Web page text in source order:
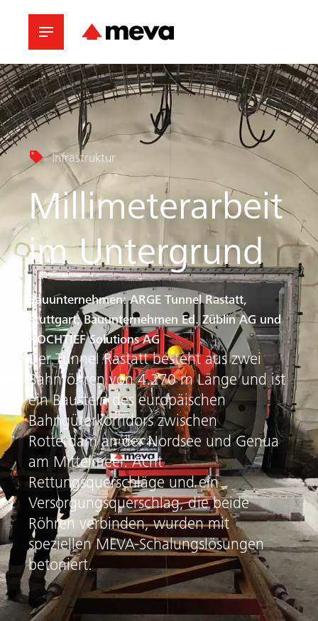
Infrastruktur
Millimeterarbeit
im Untergrund
Bauunternehmen: ARGE Tunnel Rastatt,
Stuttgart; Bauunternehmen Ed. Züblin AG und
HOCHTIEF Solutions AG
Der Tunnel Rastatt besteht aus zwei
Bahnröhren von 4.270 m Länge und ist
ein Baustein des europäischen
Bahngüterkorridors zwischen
Rotterdam an der Nordsee und Genua
am Mittelmeer. Acht
Rettungsquerschläge und ein
Versorgungsquerschlag, die beide
Röhren verbinden, wurden mit
speziellen MEVA-Schalungslösungen
betoniert.